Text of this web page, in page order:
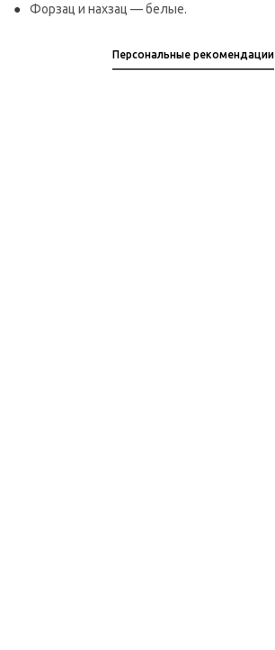
Форзац и нахзац — белые.
Персональные рекомендации